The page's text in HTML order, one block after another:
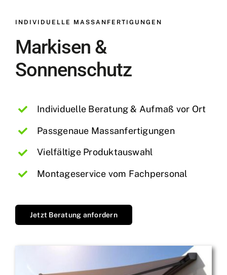
INDIVIDUELLE MASSANFERTIGUNGEN
Markisen &
Sonnenschutz
Individuelle Beratung & Aufmaß vor Ort
Passgenaue Massanfertigungen
Vielfältige Produktauswahl
Montageservice vom Fachpersonal
Jetzt Beratung anfordern